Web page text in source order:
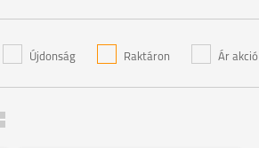
Újdonság Raktáron Ár akció